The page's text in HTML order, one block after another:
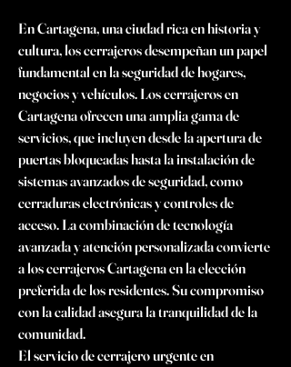
En Cartagena, una ciudad rica en historia y
cultura, los cerrajeros desempeñan un papel
fundamental en la seguridad de hogares,
negocios y vehículos. Los cerrajeros en
Cartagena ofrecen una amplia gama de
servicios, que incluyen desde la apertura de
puertas bloqueadas hasta la instalación de
sistemas avanzados de seguridad, como
cerraduras electrónicas y controles de
acceso. La combinación de tecnología
avanzada y atención personalizada convierte
a los cerrajeros Cartagena en la elección
preferida de los residentes. Su compromiso
con la calidad asegura la tranquilidad de la
comunidad.
El servicio de cerrajero urgente en